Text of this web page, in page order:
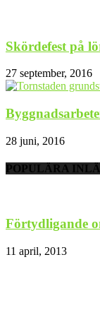
Skördefest på
27 september, 2016
28 juni, 2016
POPULÄRA
Förtydligande
11 april, 2013